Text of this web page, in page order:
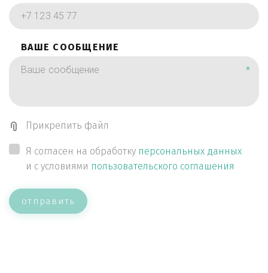
ВАШЕ СООБЩЕНИЕ
*
Прикрепить файл
Я согласен на обработку персональных данных
и с условиями пользовательского соглашения
отправить